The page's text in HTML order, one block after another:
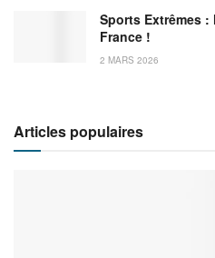
Sports Extrêmes :
France !
2 MARS 2026
Articles populaires